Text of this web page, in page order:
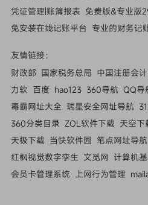
凭证管理|账簿报表 免费版&专业版
免安装在线记账平台 专业的财务记
友情链接：
财政部 国家税务总局 中国注册会
力软 百度 hao123 360导航 QQ导
毒霸网址大全 瑞星安全网址导航
360分类目录 ZOL软件下载 天空下
天极下载 当快软件园 笔点网址导航
红枫视觉数字孪生 文觅网 计算机
会员卡管理系统 上网行为管理